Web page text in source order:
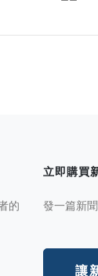
的
立即購買
發一篇新
讓